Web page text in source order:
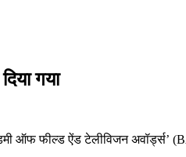
गया
ऑफ फील्ड ऐंड टेलीविजन अवॉर्ड्स’